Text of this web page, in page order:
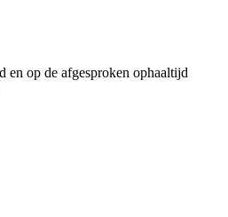
en op de afgesproken ophaaltijd